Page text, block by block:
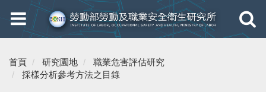
Toggle
navigation
Toggle
首頁 研究園地
職業危害評估研究
採樣分析參考方法之目錄